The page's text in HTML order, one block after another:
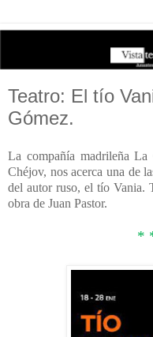
Teatro: El tío
Gómez.
La compañía madrileña La
Chéjov, nos acerca una de
del autor ruso, el tío Vania.
obra de Juan Pastor.
*